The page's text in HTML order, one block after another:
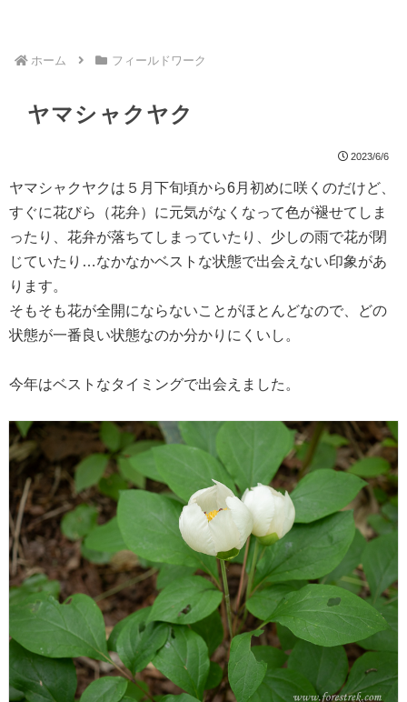
ホーム フィールドワーク
ヤマシャクヤク
2023/6/6
ヤマシャクヤクは５月下旬頃から6月初めに咲くのだけど、
すぐに花びら（花弁）に元気がなくなって色が褪せてしま
ったり、花弁が落ちてしまっていたり、少しの雨で花が閉
じていたり…なかなかベストな状態で出会えない印象があ
ります。
そもそも花が全開にならないことがほとんどなので、どの
状態が一番良い状態なのか分かりにくいし。
今年はベストなタイミングで出会えました。